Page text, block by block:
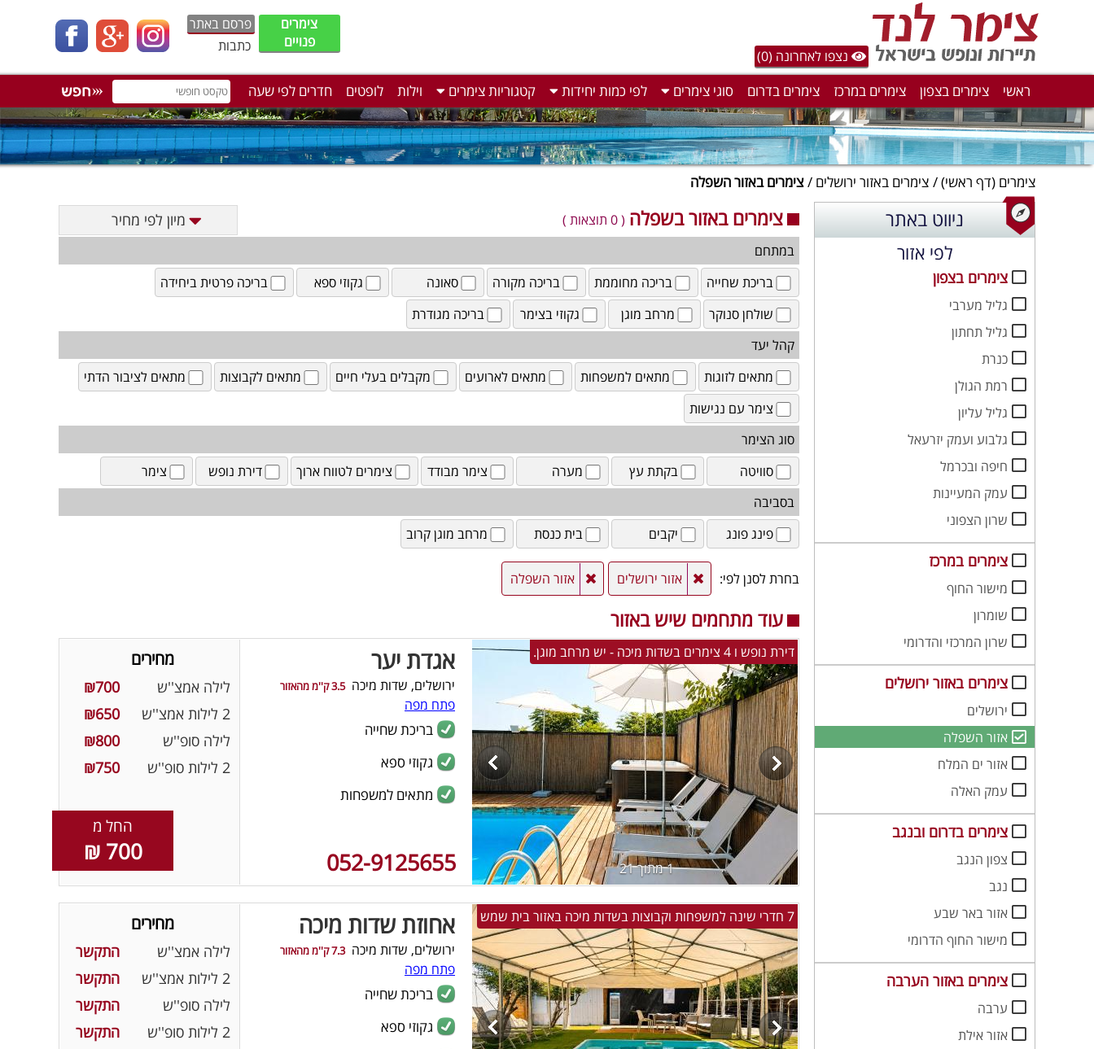
צימרים
פנויים
פרסם באתר
כתבות
נצפו לאחרונה (0)
ראשי צימרים בצפון צימרים במרכז צימרים בדרום סוגי צימרים לפי כמות יחידות קטגוריות צימרים וילות לופטים חדרים לפי שעה
צימרים (דף ראשי) צימרים באזור ירושלים צימרים באזור השפלה
ניווט באתר
לפי אזור
צימרים בצפון
גליל מערבי
גליל תחתון
כנרת
רמת הגולן
גליל עליון
גלבוע ועמק יזרעאל
חיפה ובכרמל
עמק המעיינות
שרון הצפוני
צימרים במרכז
מישור החוף
שומרון
שרון המרכזי והדרומי
צימרים באזור ירושלים
ירושלים
אזור השפלה
אזור ים המלח
עמק האלה
צימרים בדרום ובנגב
צפון הנגב
נגב
אזור באר שבע
מישור החוף הדרומי
צימרים באזור הערבה
ערבה
אזור אילת
מיון לפי מחיר צימרים באזור בשפלה ( 0 תוצאות )
במתחם
בריכת שחייה
בריכה מחוממת בריכה מקורה סאונה גקוזי ספא
בריכה פרטית ביחידה
שולחן סנוקר
מרחב מוגן גקוזי בצימר
בריכה מגודרת
קהל יעד
מתאים לזוגות
מתאים למשפחות מתאים לארועים מקבלים בעלי חיים מתאים לקבוצות
מתאים לציבור הדתי
צימר עם נגישות
סוג הצימר
סוויטה
בקתת עץ מערה צימר מבודד צימרים לטווח ארוך דירת נופש
צימר
בסביבה
פינג פונג
יקבים בית כנסת מרחב מוגן קרוב
בחרת לסנן לפי: אזור ירושלים אזור השפלה
עוד מתחמים שיש באזור
דירת נופש ו 4 צימרים בשדות מיכה - יש מרחב מוגן.
1 מתוך 21
אגדת יער
ירושלים, שדות מיכה 3.5 ק''מ מהאזור
פתח מפה
בריכת שחייה
גקוזי ספא
מתאים למשפחות
052-9125655
מחירים
לילה אמצ''ש
₪700
2 לילות אמצ''ש
₪650
לילה סופ''ש
₪800
2 לילות סופ''ש
₪750
החל מ
700 ₪
7 חדרי שינה למשפחות וקבוצות בשדות מיכה באזור בית שמש אחוזת שדות מיכה
ירושלים, שדות מיכה 7.3 ק''מ מהאזור
פתח מפה
בריכת שחייה
גקוזי ספא
מחירים
לילה אמצ''ש
התקשר
2 לילות אמצ''ש
התקשר
לילה סופ''ש
התקשר
2 לילות סופ''ש
התקשר